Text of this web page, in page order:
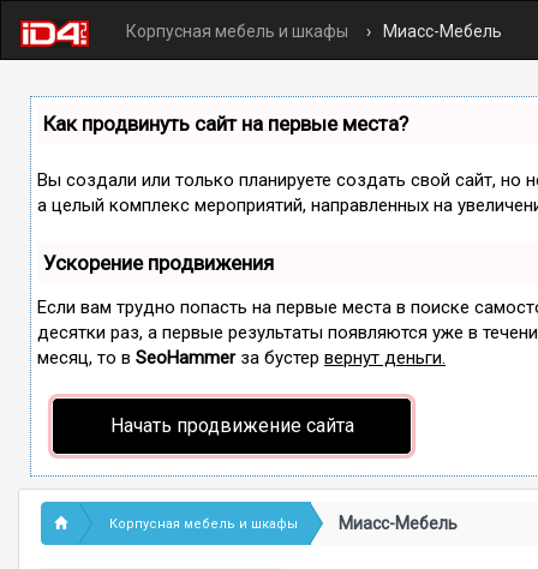
Корпусная мебель и шкафы Миасс-Мебель
Как продвинуть сайт на первые места?
Вы создали или только планируете создать свой сайт, но
а целый комплекс мероприятий, направленных на
Ускорение продвижения
Если вам трудно попасть на первые места в поиске
десятки раз, а первые результаты появляются уже в
месяц, то в SeoHammerза бустер вернут деньги.
Начать продвижение сайта
Корпусная мебель и шкафы Миасс-Мебель